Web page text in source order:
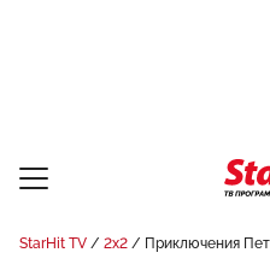
StarHit TV 2x2 Приключения